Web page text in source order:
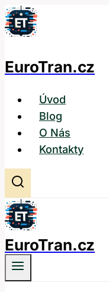
Přeskočit
na
EuroTran.cz
Úvod
Blog
O Nás
Kontakty
EuroTran.cz